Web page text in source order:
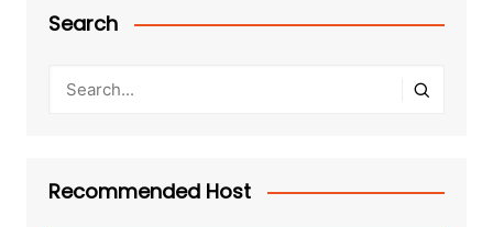
Search
Recommended Host